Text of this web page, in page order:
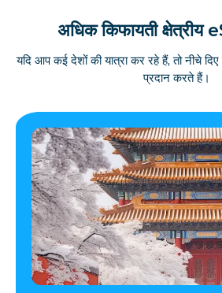
अधिक किफायती क्षेत्रीय
यदि आप कई देशों की यात्रा कर रहे हैं, तो नीचे
प्रदान करते हैं।